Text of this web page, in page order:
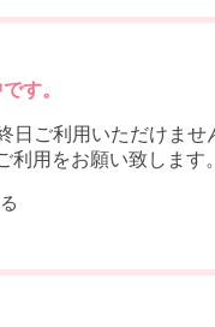
す。
日ご利用いただけませ
利用をお願い致します